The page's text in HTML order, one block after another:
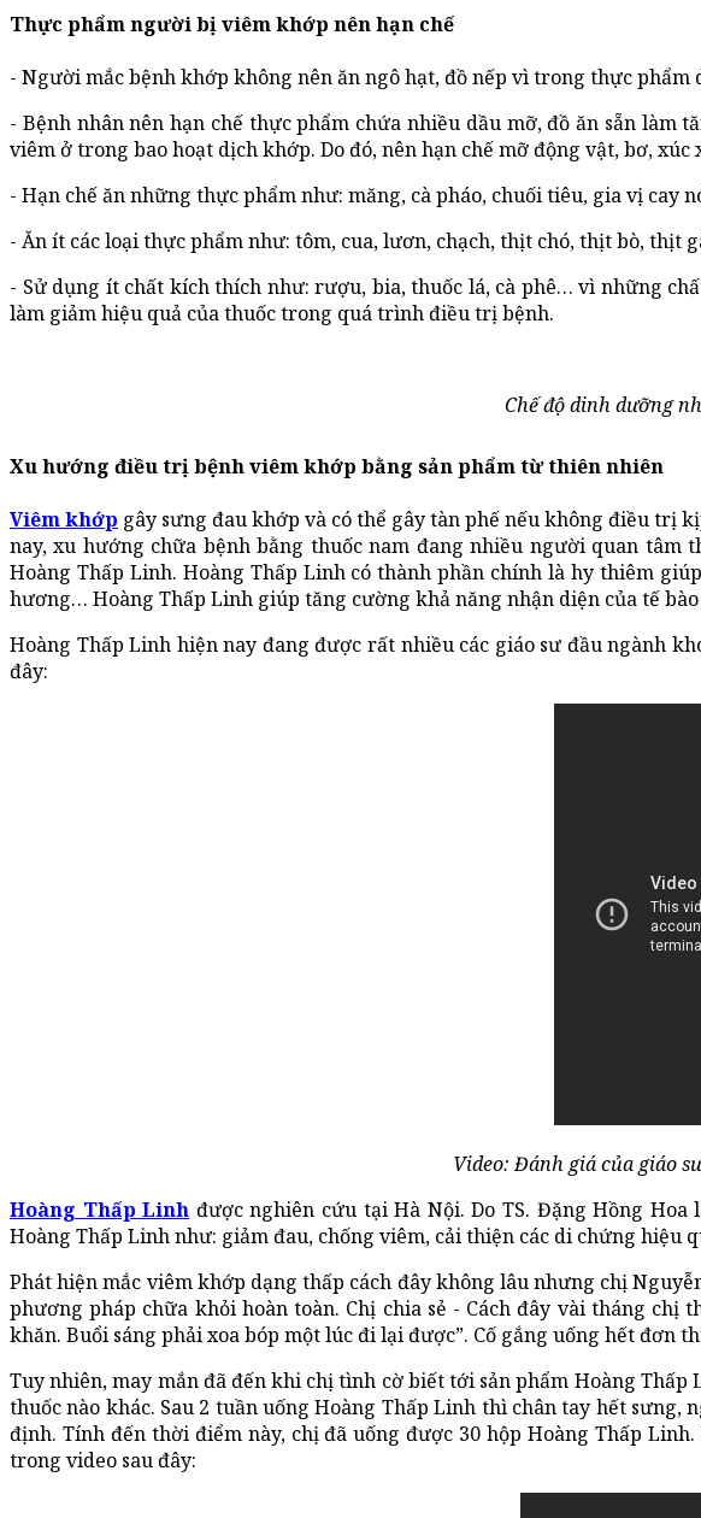
Thực phẩm người bị viêm khớp nên hạn chế
- Người mắc bệnh khớp không nên ăn ngô hạt, đồ nếp vì trong thực phẩm
- Bệnh nhân nên hạn chế thực phẩm chứa nhiều dầu mỡ, đồ ăn sẵn
viêm ở trong bao hoạt dịch khớp. Do đó, nên hạn chế mỡ động vật, bơ,
- Hạn chế ăn những thực phẩm như: măng, cà pháo, chuối tiêu, gia vị cay
- Ăn ít các loại thực phẩm như: tôm, cua, lươn, chạch, thịt chó, thịt bò, thịt
- Sử dụng ít chất kích thích như: rượu, bia, thuốc lá, cà phê… vì những
làm giảm hiệu quả của thuốc trong quá trình điều trị bệnh.
Chế độ dinh dưỡng
Xu hướng điều trị bệnh viêm khớp bằng sản phẩm từ thiên nhiên
Viêm khớp gây sưng đau khớp và có thể gây tàn phế nếu không điều trị
nay, xu hướng chữa bệnh bằng thuốc nam đang nhiều người quan tâm
Hoàng Thấp Linh. Hoàng Thấp Linh có thành phần chính là hy thiêm
hương… Hoàng Thấp Linh giúp tăng cường khả năng nhận diện của tế
Hoàng Thấp Linh hiện nay đang được rất nhiều các giáo sư đầu ngành
đây:
Video: Đánh giá của giáo
Hoàng Thấp Linh được nghiên cứu tại Hà Nội. Do TS. Đặng Hồng
Hoàng Thấp Linh như: giảm đau, chống viêm, cải thiện các di chứng hiệu
Phát hiện mắc viêm khớp dạng thấp cách đây không lâu nhưng chị
phương pháp chữa khỏi hoàn toàn. Chị chia sẻ - Cách đây vài tháng chị
khăn. Buổi sáng phải xoa bóp một lúc đi lại được”. Cố gắng uống hết đơn
Tuy nhiên, may mắn đã đến khi chị tình cờ biết tới sản phẩm Hoàng
thuốc nào khác. Sau 2 tuần uống Hoàng Thấp Linh thì chân tay hết
định. Tính đến thời điểm này, chị đã uống được 30 hộp Hoàng Thấp
trong video sau đây: